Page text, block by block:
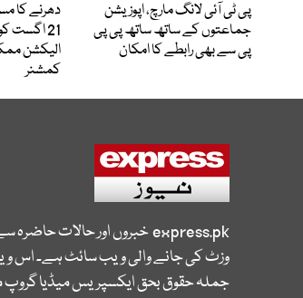
پی ٹی آئی لانگ مارچ، اپوزیشن
جماعتوں کے ساتھ ساتھ پی پی
پی سے بھی رابطے کا امکان
21 اگست
الیکشن
کمشنر
express.pkخبروں اور حالات حاضرہ
وزٹ کی جانے والی ویب سائٹ ہے۔ اس
جملہ حقوق بحق ایکسپریس میڈیا گروپ